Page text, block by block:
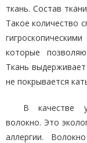
ткань. Состав
Такое количество
которые
Ткань
не покрывается
В качестве
волокно. Это
аллергии.